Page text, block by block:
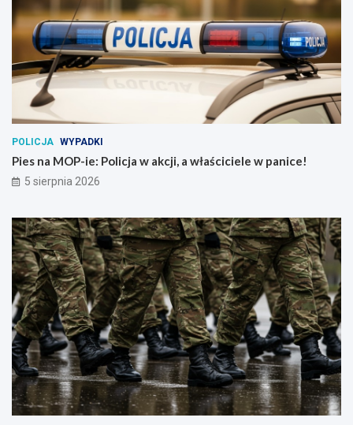
POLICJA WYPADKI
Pies na MOP-ie: Policja w akcji, a właściciele w panice!
5 sierpnia 2026